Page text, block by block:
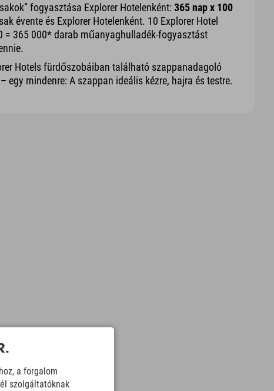
fogyasztása Explorer Hotelenként:365 nap x 100
évente és Explorer Hotelenként. 10 Explorer Hotel
= 365 000* darab műanyaghulladék-fogyasztást
Hotels fürdőszobáiban található szappanadagoló
egy mindenre: A szappan ideális kézre, hajra és testre.
a forgalom
szolgáltatóknak